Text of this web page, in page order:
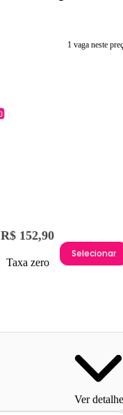
1 vaga neste
R$ 152,90
Taxa zero
Selecionar
Ver